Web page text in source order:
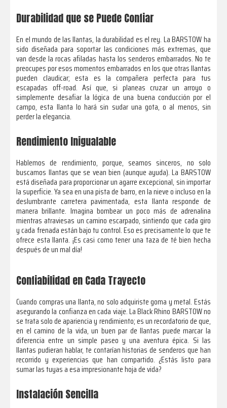
Durabilidad que se Puede Confiar
En el mundo de las llantas, la durabilidad es el rey. La BARSTOW ha
sido diseñada para soportar las condiciones más extremas, que
van desde la rocas afiladas hasta los senderos embarrados. No te
preocupes por esos momentos embarrados en los que otras llantas
pueden claudicar; esta es la compañera perfecta para tus
escapadas off-road. Así que, si planeas cruzar un arroyo o
simplemente desafiar la lógica de una buena conducción por el
campo, esta llanta lo hará sin sudar una gota, o al menos, sin
perder la elegancia.
Rendimiento Inigualable
Hablemos de rendimiento, porque, seamos sinceros, no solo
buscamos llantas que se vean bien (aunque ayuda). La BARSTOW
está diseñada para proporcionar un agarre excepcional, sin importar
la superficie. Ya sea en una pista de barro, en la nieve o incluso en la
deslumbrante carretera pavimentada, esta llanta responde de
manera brillante. Imagina bombear un poco más de adrenalina
mientras atraviesas un camino escarpado, sintiendo que cada giro
y cada frenada están bajo tu control. Eso es precisamente lo que te
ofrece esta llanta. ¡Es casi como tener una taza de té bien hecha
después de un mal día!
Confiabilidad en Cada Trayecto
Cuando compras una llanta, no solo adquiriste goma y metal. Estás
asegurando la confianza en cada viaje. La Black Rhino BARSTOW no
se trata solo de apariencia y rendimiento; es un recordatorio de que,
en el camino de la vida, un buen par de llantas puede marcar la
diferencia entre un simple paseo y una aventura épica. Si las
llantas pudieran hablar, te contarían historias de senderos que han
recorrido y experiencias que han compartido. ¿Estás listo para
sumar las tuyas a esa impresionante hoja de vida?
Instalación Sencilla